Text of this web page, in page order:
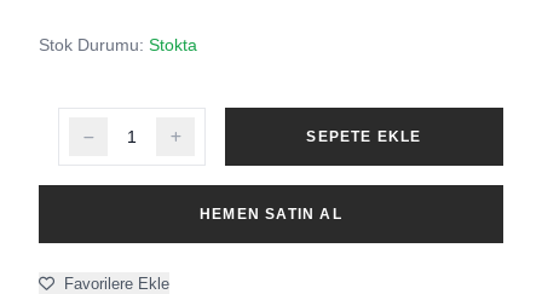
Stok Durumu: Stokta
SEPETE EKLE
HEMEN SATIN AL
Favorilere Ekle